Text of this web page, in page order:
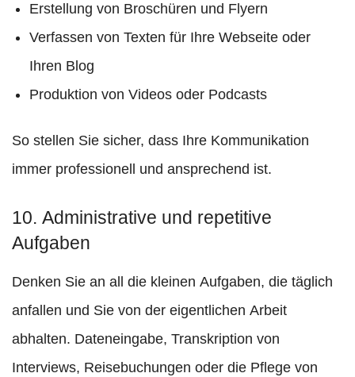
Erstellung von Broschüren und Flyern
Verfassen von Texten für Ihre Webseite oder
Ihren Blog
Produktion von Videos oder Podcasts
So stellen Sie sicher, dass Ihre Kommunikation
immer professionell und ansprechend ist.
10. Administrative und repetitive
Aufgaben
Denken Sie an all die kleinen Aufgaben, die täglich
anfallen und Sie von der eigentlichen Arbeit
abhalten. Dateneingabe, Transkription von
Interviews, Reisebuchungen oder die Pflege von